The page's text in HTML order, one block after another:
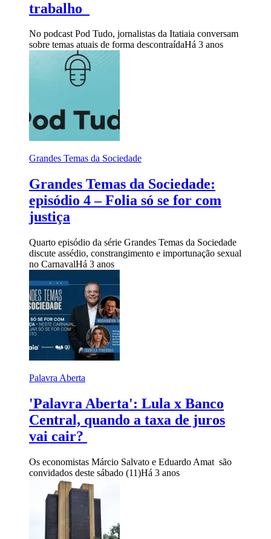
trabalho
No podcast Pod Tudo, jornalistas da Itatiaia conversam
sobre temas atuais de forma descontraídaHá 3 anos
Grandes Temas da Sociedade
Grandes Temas da Sociedade:
episódio 4 – Folia só se for com
justiça
Quarto episódio da série Grandes Temas da Sociedade
discute assédio, constrangimento e importunação sexual
no CarnavalHá 3 anos
Palavra Aberta
'Palavra Aberta': Lula x Banco
Central, quando a taxa de juros
vai cair?
Os economistas Márcio Salvato e Eduardo Amat são
convidados deste sábado (11)Há 3 anos